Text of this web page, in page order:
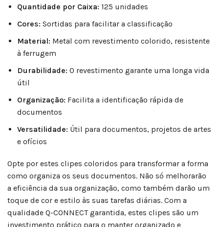
Quantidade por Caixa: 125 unidades
Cores: Sortidas para facilitar a classificação
Material: Metal com revestimento colorido, resistente
à ferrugem
Durabilidade: O revestimento garante uma longa vida
útil
Organização: Facilita a identificação rápida de
documentos
Versatilidade: Útil para documentos, projetos de artes
e ofícios
Opte por estes clipes coloridos para transformar a forma
como organiza os seus documentos. Não só melhorarão
a eficiência da sua organização, como também darão um
toque de cor e estilo às suas tarefas diárias. Com a
qualidade Q-CONNECT garantida, estes clipes são um
investimento prático para o manter organizado e